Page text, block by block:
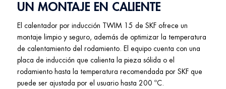
UN MONTAJE EN CALIENTE
El calentador por inducción TWIM 15 de SKF ofrece un
montaje limpio y seguro, además de optimizar la temperatura
de calentamiento del rodamiento. El equipo cuenta con una
placa de inducción que calienta la pieza sólida o el
rodamiento hasta la temperatura recomendada por SKF que
puede ser ajustada por el usuario hasta 200 ºC.